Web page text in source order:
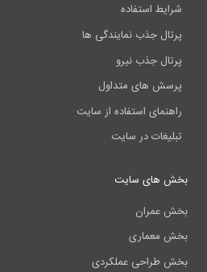
شرایط استفاده
پرتال جذب نمایندگی ها
پرتال جذب نیرو
پرسش های متداول
راهنمای استفاده از سایت
تبلیغات در سایت
بخش های سایت
بخش عمران
بخش معماری
بخش طراحی عملکردی